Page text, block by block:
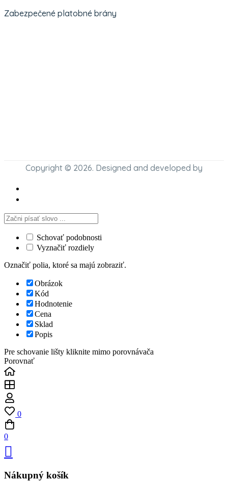
Zabezpečené platobné brány
Copyright © 2026. Designed and developed by
Schovať podobnosti
Vyznačiť rozdiely
Označiť polia, ktoré sa majú zobraziť.
Obrázok
Kód
Hodnotenie
Cena
Sklad
Popis
Pre schovanie lišty kliknite mimo porovnávača
Porovnať
0
0
Nákupný košík